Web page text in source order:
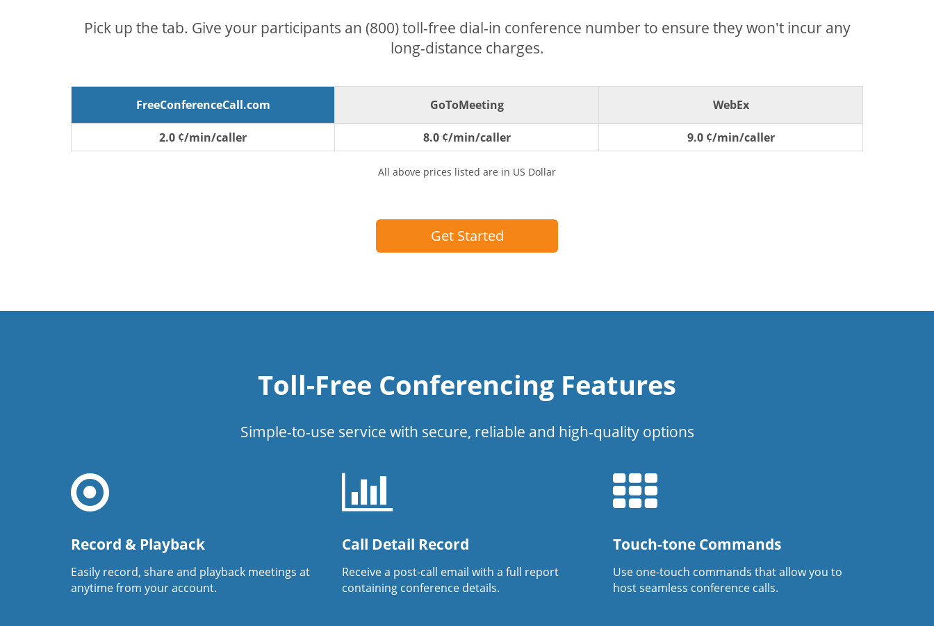
Pick up the tab. Give your participants an (800) toll-free dial-in conference number to ensure they won't incur any
long-distance charges.
FreeConferenceCall.com GoToMeeting WebEx
2.0 ¢/min/caller 8.0 ¢/min/caller 9.0 ¢/min/caller
All above prices listed are in US Dollar
Get Started
Toll-Free Conferencing Features
Simple-to-use service with secure, reliable and high-quality options
Record & Playback
Easily record, share and playback meetings at
anytime from your account.
Call Detail Record
Receive a post-call email with a full report
containing conference details.
Touch-tone Commands
Use one-touch commands that allow you to
host seamless conference calls.